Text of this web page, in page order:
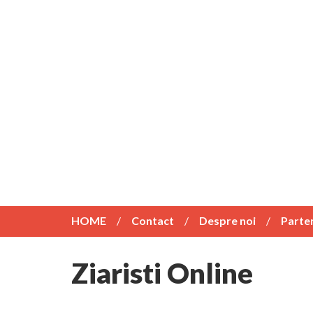
HOME Contact Despre noi
Ziaristi Online